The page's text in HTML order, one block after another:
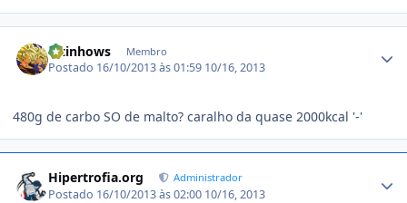
Vitinhows Membro
Postado 16/10/2013 às 01:59 10/16, 2013
480g de carbo SO de malto? caralho da quase 2000kcal '-'
Hipertrofia.org Administrador
Postado 16/10/2013 às 02:00 10/16, 2013